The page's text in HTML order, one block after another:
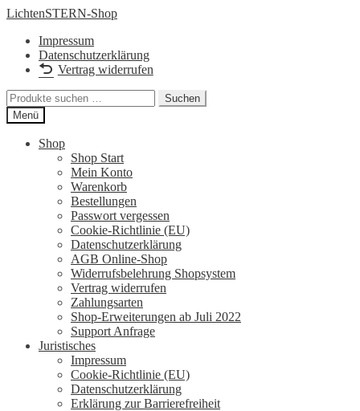
Zur
springen
Zum
springen
LichtenSTERN-Shop
Impressum
Datenschutzerklärung
Vertrag widerrufen
Suchen
nach:
Suchen
Menü
Shop
Shop Start
Mein Konto
Warenkorb
Bestellungen
Passwort vergessen
Cookie-Richtlinie (EU)
Datenschutzerklärung
AGB Online-Shop
Widerrufsbelehrung Shopsystem
Vertrag widerrufen
Zahlungsarten
Shop-Erweiterungen ab Juli 2022
Support Anfrage
Juristisches
Impressum
Cookie-Richtlinie (EU)
Datenschutzerklärung
Erklärung zur Barrierefreiheit